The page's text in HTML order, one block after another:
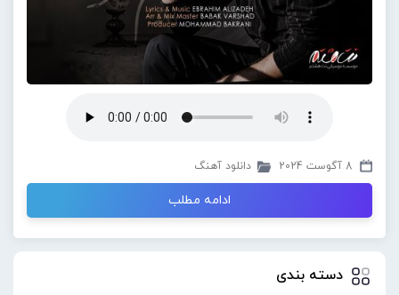
8 آگوست 2024 دانلود آهنگ
ادامه مطلب
دسته بندی